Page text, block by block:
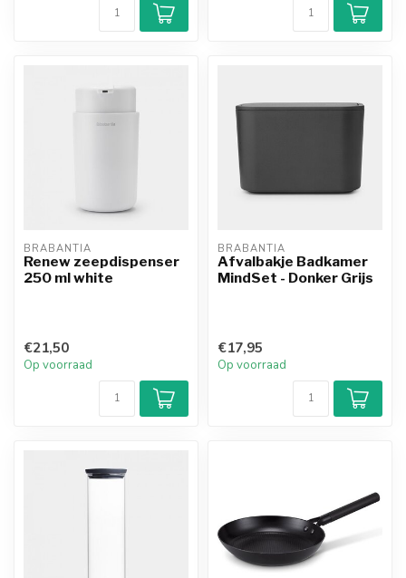
BRABANTIA
Renew zeepdispenser
250 ml white
€21,50
Op voorraad
BRABANTIA
Afvalbakje Badkamer
MindSet - Donker Grijs
€17,95
Op voorraad